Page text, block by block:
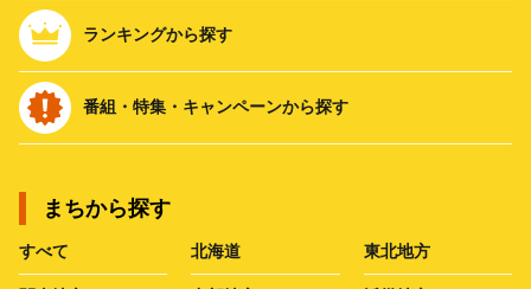
ランキングから探す
番組・特集・キャンペーンから探す
まちから探す
すべて 北海道 東北地方